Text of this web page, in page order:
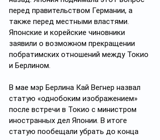
перед правительством Германии, а
также перед местными властями.
Японские и корейские чиновники
заявили о возможном прекращении
побратимских отношений между Токио
и Берлином.
В мае мэр Берлина Кай Вегнер назвал
статую «однобоким изображением»
после встречи в Токио с министром
иностранных дел Японии. В итоге
статую пообещали убрать до конца